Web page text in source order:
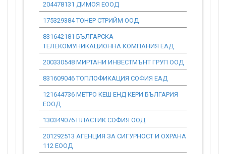
204478131 ДИМОЯ ЕООД
175329384 ТОНЕР СТРИЙМ ООД
831642181 БЪЛГАРСКА
ТЕЛЕКОМУНИКАЦИОННА КОМПАНИЯ ЕАД
200330548 МИРТАНИ ИНВЕСТМЪНТ ГРУП ООД
831609046 ТОПЛОФИКАЦИЯ СОФИЯ ЕАД
121644736 МЕТРО КЕШ ЕНД КЕРИ БЪЛГАРИЯ
ЕООД
130349076 ПЛАСТИК СОФИЯ ООД
201292513 АГЕНЦИЯ ЗА СИГУРНОСТ И ОХРАНА
112 ЕООД